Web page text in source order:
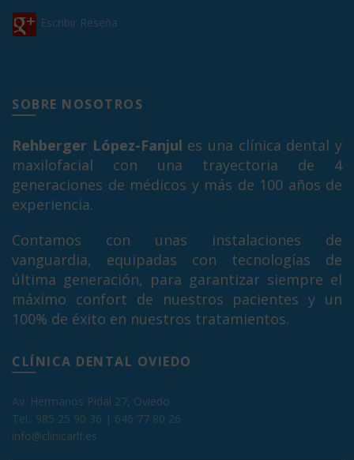
Escribir Reseña
SOBRE NOSOTROS
Rehberger López-Fanjul es una clínica dental y
maxilofacial con una trayectoria de 4
generaciones de médicos y más de 100 años de
experiencia.
Contamos con unas instalaciones de
vanguardia, equipadas con tecnologías de
última generación, para garantizar siempre el
máximo confort de nuestros pacientes y un
100% de éxito en nuestros tratamientos.
CLÍNICA DENTAL OVIEDO
Av. Hermanos Pidal 27, Oviedo
Tel.: 985 25 90 36 | 646 77 80 26
info@clinicarlf.es